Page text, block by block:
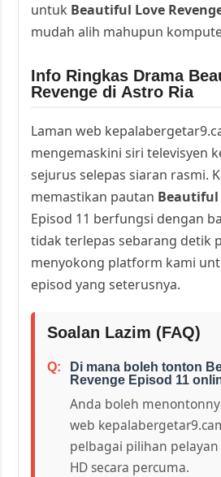
untuk Beautiful Love
mudah alih mahupun
Info Ringkas Drama
Revenge di Astro Ria
Laman web
mengemaskini siri televisyen
sejurus selepas siaran rasmi.
memastikan pautan Beautiful
Episod 11 berfungsi dengan
tidak terlepas sebarang detik
menyokong platform kami
episod yang seterusnya.
Soalan Lazim (FAQ)
Di mana boleh tonton
Revenge Episod 11
Anda boleh
web
pelbagai pilihan pelayan
HD secara percuma.